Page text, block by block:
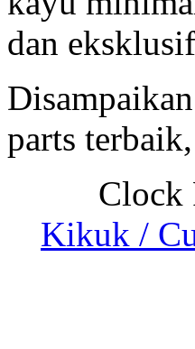
dan
parts
Clock
Kikuk /